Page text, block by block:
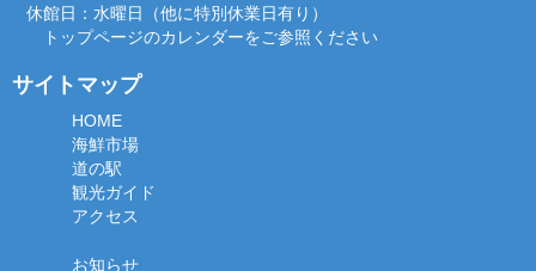
休館日：水曜日（他に特別休業日有り）
トップページのカレンダーをご参照ください
サイトマップ
HOME
海鮮市場
道の駅
観光ガイド
アクセス
お知らせ